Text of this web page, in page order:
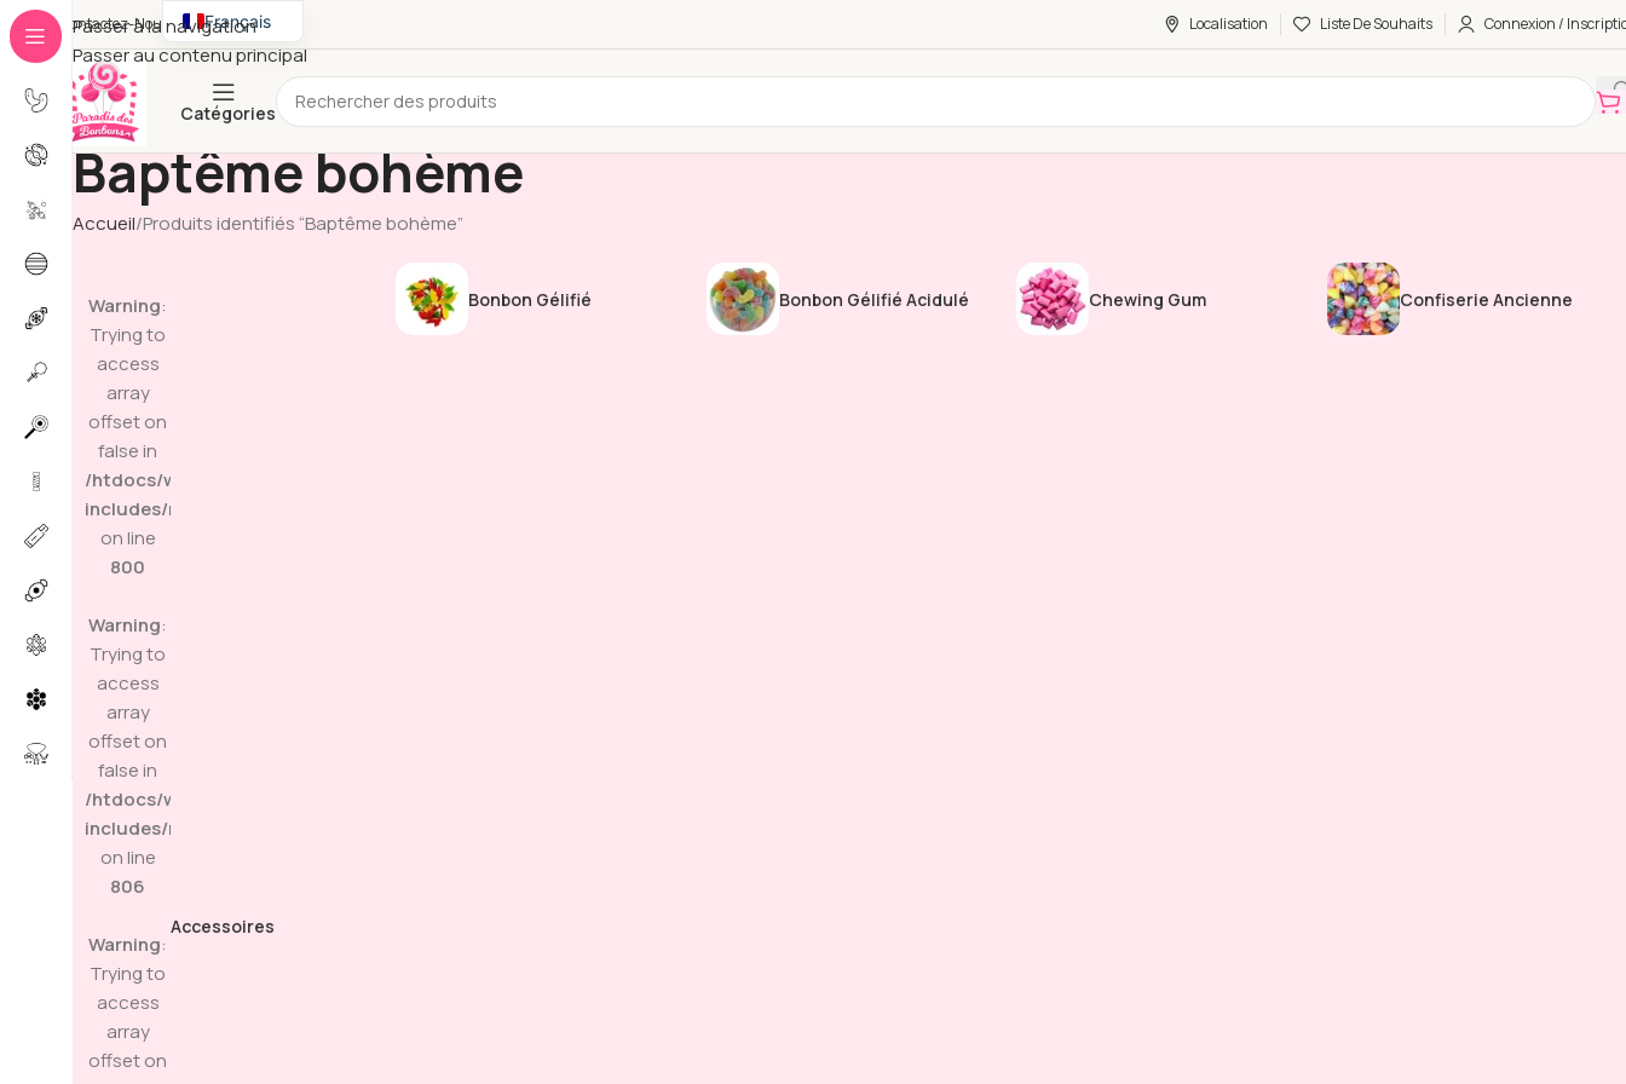
Passer à la navigation
Passer au contenu principal
Contactez-Nous Localisation Liste De Souhaits Connexion /
Catégories
Baptême bohème
Accueil Produits identifiés “Baptême bohème”
Warning:
Trying to
access
array
offset on
false in
/htdocs/wp-
includes/media.php
on line
800
Warning:
Trying to
access
array
offset on
false in
/htdocs/wp-
includes/media.php
on line
806
Warning:
Trying to
access
array
offset on
Accessoires
Bonbon Gélifié Bonbon Gélifié Acidulé Chewing Gum Confiserie Ancienne
Français
English